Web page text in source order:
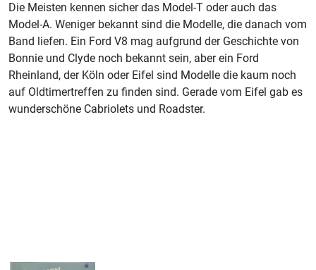
Die Meisten kennen sicher das Model-T oder auch das
Model-A. Weniger bekannt sind die Modelle, die danach vom
Band liefen. Ein Ford V8 mag aufgrund der Geschichte von
Bonnie und Clyde noch bekannt sein, aber ein Ford
Rheinland, der Köln oder Eifel sind Modelle die kaum noch
auf Oldtimertreffen zu finden sind. Gerade vom Eifel gab es
wunderschöne Cabriolets und Roadster.